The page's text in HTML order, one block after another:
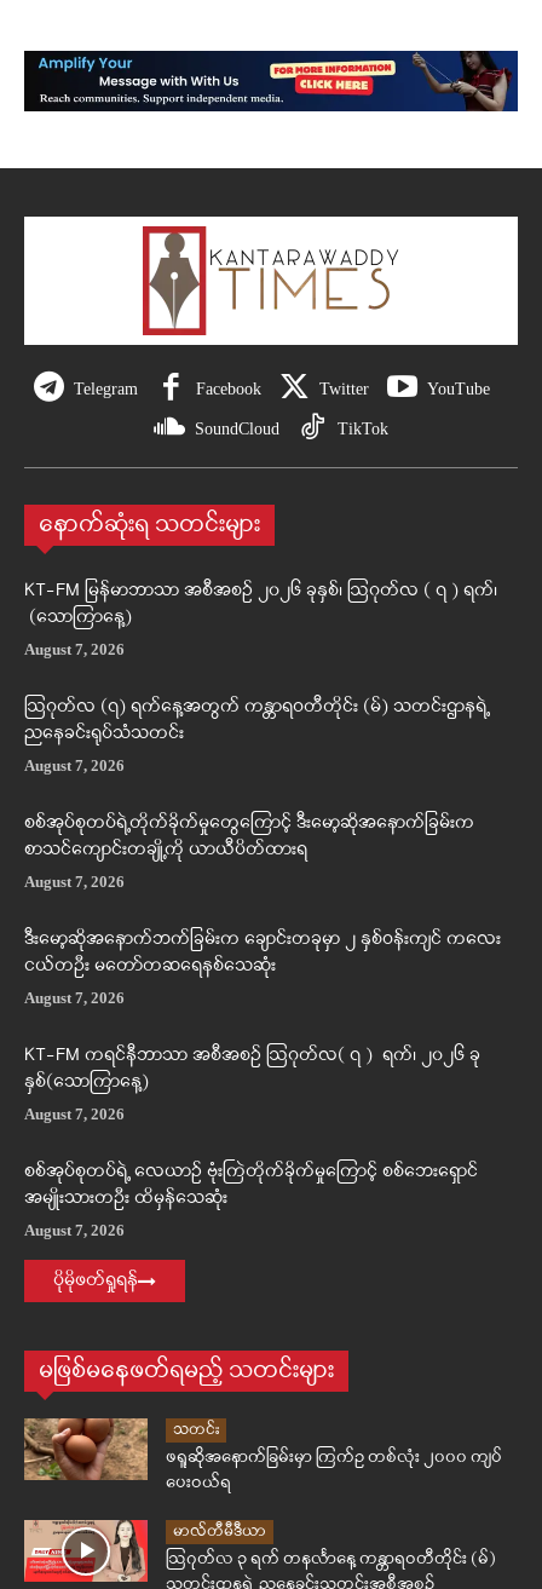
Telegram Facebook Twitter YouTube
SoundCloud TikTok
နောက်ဆုံးရ သတင်းများ
KT-FM မြန်မာဘာသာ အစီအစဉ် ၂၀၂၆ ခုနှစ်၊ ဩဂုတ်လ ( ၇ ) ရက်၊
(သောကြာနေ့)
August 7, 2026
ဩဂုတ်လ (၇) ရက်နေ့အတွက် ကန္တာရဝတီတိုင်း (မ်) သတင်းဌာနရဲ့
ညနေခင်းရုပ်သံသတင်း
August 7, 2026
စစ်အုပ်စုတပ်ရဲ့တိုက်ခိုက်မှုတွေကြောင့် ဒီးမော့ဆိုအနောက်ခြမ်းက
စာသင်ကျောင်းတချို့ကို ယာယီပိတ်ထားရ
August 7, 2026
ဒီးမော့ဆိုအနောက်ဘက်ခြမ်းက ချောင်းတခုမှာ ၂ နှစ်ဝန်းကျင် ကလေး
ငယ်တဦး မတော်တဆရေနစ်သေဆုံး
August 7, 2026
KT-FM ကရင်နီဘာသာ အစီအစဉ် ဩဂုတ်လ( ၇ ) ရက်၊ ၂၀၂၆ ခု
နှစ်(သောကြာနေ့)
August 7, 2026
စစ်အုပ်စုတပ်ရဲ့ လေယာဉ် ဗုံးကြဲတိုက်ခိုက်မှုကြောင့် စစ်ဘေးရှောင်
အမျိုးသားတဦး ထိမှန်သေဆုံး
August 7, 2026
ပိုမိုဖတ်ရှုရန်
မဖြစ်မနေဖတ်ရမည့် သတင်းများ
သတင်း
ဖရူဆိုအနောက်ခြမ်းမှာ ကြက်ဥ တစ်လုံး ၂၀၀၀ ကျပ်
ပေးဝယ်ရ
မာလ်တီမီဒီယာ
ဩဂုတ်လ ၃ ရက် တနင်္လာနေ့ ကန္တာရဝတီတိုင်း (မ်)